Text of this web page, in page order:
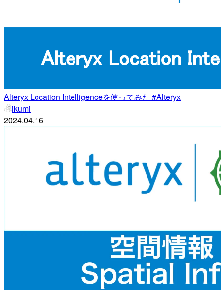
Alteryx Location Intelligenceを使ってみた #Alteryx
ikumi
2024.04.16